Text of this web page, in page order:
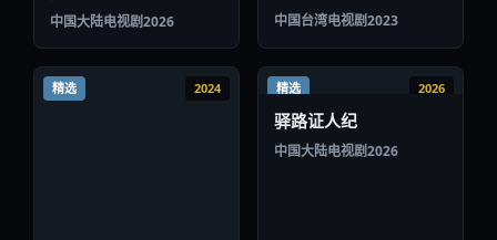
中国大陆电视剧2026 中国台湾电视剧2023
精选 2024 精选 2026
驿路证人纪
中国大陆电视剧2026